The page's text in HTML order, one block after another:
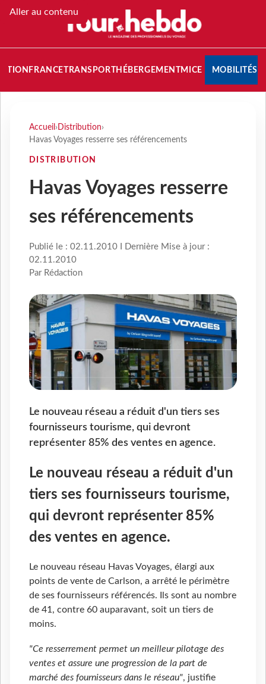
Aller au contenu
FRANCETRANSPORT HÉBERGEMENTMICE MOBILITÉS
Accueil › Distribution›
Havas Voyages resserre ses référencements
DISTRIBUTION
Havas Voyages resserre
ses référencements
Publié le : 02.11.2010 I Dernière Mise à jour :
02.11.2010
Par Rédaction
Le nouveau réseau a réduit d'un tiers ses
fournisseurs tourisme, qui devront
représenter 85% des ventes en agence.
Le nouveau réseau a réduit d'un
tiers ses fournisseurs tourisme,
qui devront représenter 85%
des ventes en agence.
Le nouveau réseau Havas Voyages, élargi aux
points de vente de Carlson, a arrêté le périmètre
de ses fournisseurs référencés. Ils sont au nombre
de 41, contre 60 auparavant, soit un tiers de
moins.
"Ce resserrement permet un meilleur pilotage des
ventes et assure une progression de la part de
marché des fournisseurs dans le réseau", justifie